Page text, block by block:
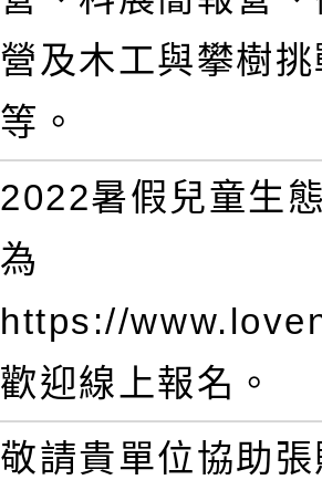
營及木工與攀樹
等。
2022暑假兒童生
為
https://
歡迎線上報名。
敬請貴單位協助